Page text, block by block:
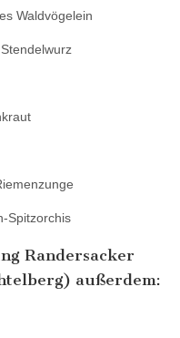
Waldvögelein
Spitzorchis
Randersacker
außerdem: